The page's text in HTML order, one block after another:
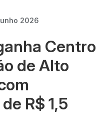
2026
Centro
de Alto
R$ 1,5